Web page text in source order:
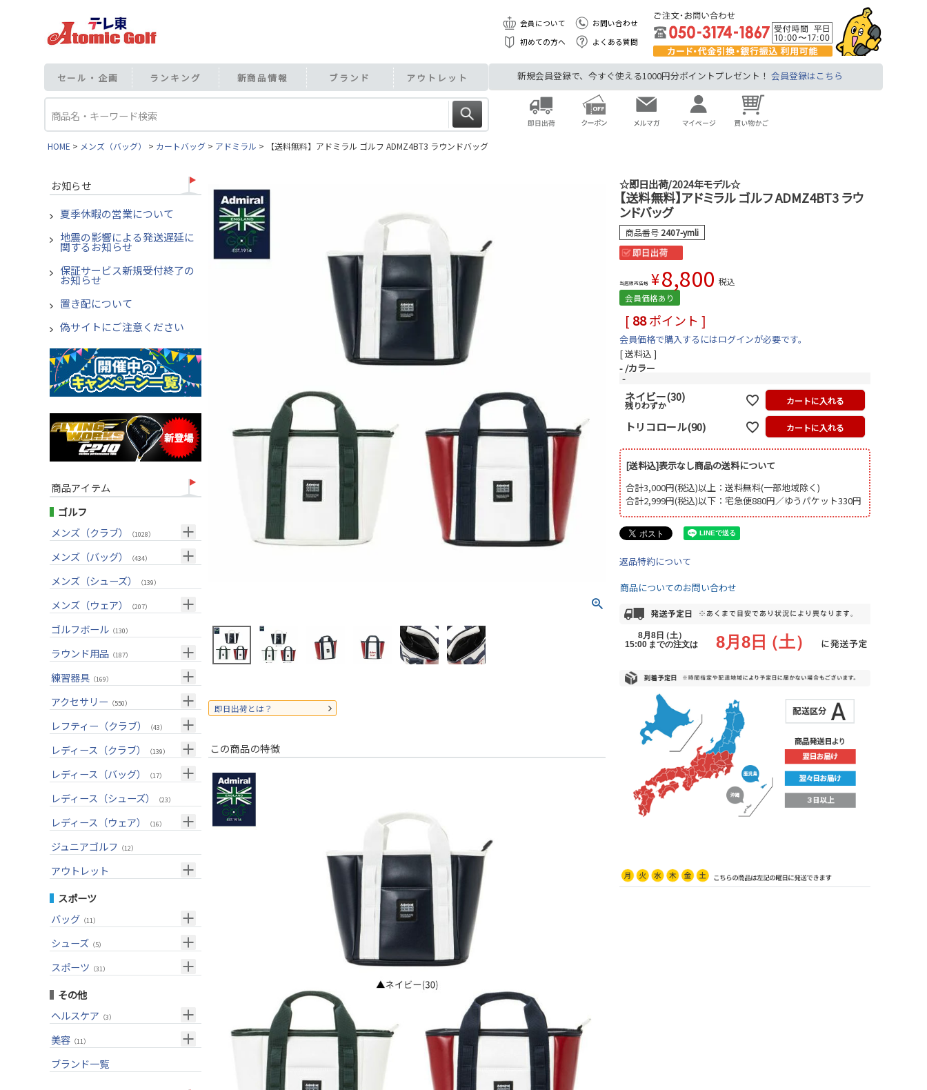
会員について
お問い合わせ
初めての方へ
よくある質問
セール・企画 ランキング 新商品情報 ブランド アウトレット 新規会員登録で、今すぐ使える1000円分ポイントプレゼント！ 会員登録はこちら
HOME メンズ（バッグ） カートバッグ アドミラル 【送料無料】アドミラル ゴルフ ADMZ4BT3 ラウンドバッグ
お知らせ
夏季休暇の営業について
地震の影響による発送遅延に
関するお知らせ
保証サービス新規受付終了の
お知らせ
置き配について
偽サイトにご注意ください
商品アイテム
ゴルフ
メンズ（クラブ）
（1028）
クラブセット(右用) （24）
ドライバー(右用)
フェアウェイウッド(右用) （100）
ウェッジ(右用)
パター(右用)
チッパー(右用)（13）
USモデル（59）
カスタム
メンズ（バッグ） （434）
キャディバッグ（212）
ボストンバッグ
トートバッグ
メンズ（シューズ） （139）
メンズ（ウェア） （207）
トップス（55）
ボトムス（26）
アウター
グローブ
その他
ゴルフボール （130）
ラウンド用品 （187）
GPSナビ（34）
距離測定器
（20）
ネームプレート
傘
練習器具 （169）
パターマット（28）
スイング練習器 （114）
アクセサリー （550）
ヘッドカバー（213）
シューズケース （7）
トラベルケース （20）
サングラス
ネックレス
その他
シャフト（27）
グリップ（20）
レフティー（クラブ） （43）
クラブセット(左用) （1）
ドライバー(左用)（4）
フェアウェイウッド(左用)
ウェッジ(左用)
パター(左用)
USモデル
レディース（クラブ） （139）
クラブセット(女性用) （11）
ドライバー(女性用)（20）
フェアウェイウッド(女性用) （28）
ウェッジ(女性用)
パター(女性用)
チッパー(女性用)（2）
USモデル（1）
レディース（バッグ） （17）
キャディバッグ （12）
クラブケース （2）
レディース（シューズ） （23）
レディース（ウェア） （16）
トップス（5）
レインウェア
ジュニアゴルフ （12）
アウトレット
クラブセット
ドライバー
ユーティリティー
アイアンセット
アイアン単品
ウェッジ
パター
ゴルフバッグ
スポーツ
バッグ （11）
メンズ（10）
スーツケース
シューズ （5）
アクセサリー
スポーツ （31）
トレーニング
アウトドア
その他
ヘルスケア （3）
サポーター
美容 （11）
UVケア（11）
ブランド一覧
☆即日出荷/2024年モデル☆
【送料無料】アドミラル ゴルフ ADMZ4BT3 ラウ
ンドバッグ
商品番号2407-ymli
当店販売価格 ¥8,800 税込
会員価格あり
[ 88ポイント ]
会員価格で購入するにはログインが必要です。
送料込
- カラー
-
ネイビー(30)
残りわずか カートに入れる
トリコロール(90) カートに入れる
[送料込]表示なし商品の送料について
合計3,000円(税込)以上：送料無料(一部地域除く)
合計2,999円(税込)以下：宅急便880円／ゆうパケット330円
返品特約について
商品についてのお問い合わせ
即日出荷とは？
この商品の特徴